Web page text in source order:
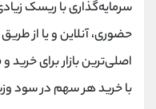
سرمایه‌گذاری با ریسک
حضوری، آنلاین و یا از
اصلی‌ترین بازار برای
با خرید هر سهم در سود